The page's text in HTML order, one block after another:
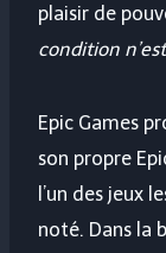
plaisir de
condition
Epic Games
son propre
l’un des jeux
noté. Dans la